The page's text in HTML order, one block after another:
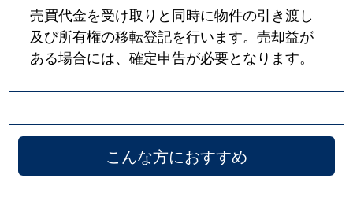
売買代金を受け取りと同時に物件の引き渡し
及び所有権の移転登記を行います。売却益が
ある場合には、確定申告が必要となります。
こんな方におすすめ